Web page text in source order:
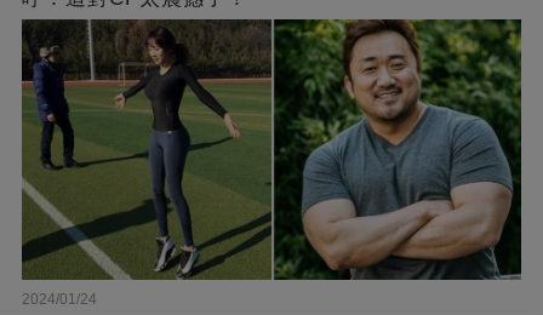
2024/01/24